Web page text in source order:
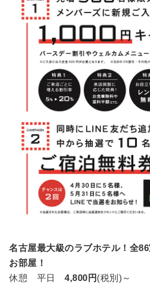
名古屋最大級のラブホテル！全
お部屋！
休憩 平日 4,800円(税別)～